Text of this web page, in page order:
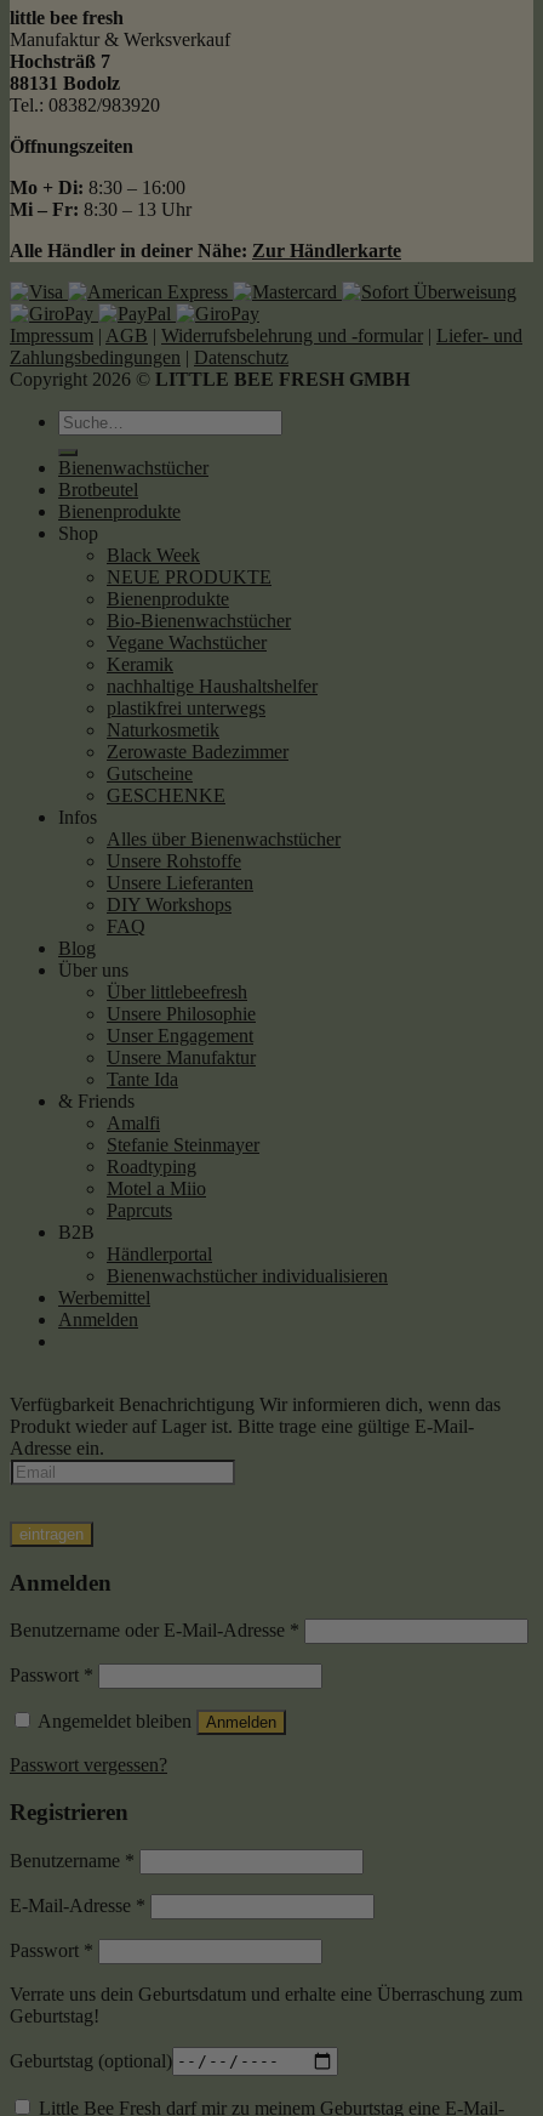
little bee fresh
Manufaktur & Werksverkauf
Hochsträß 7
88131 Bodolz
Tel.: 08382/983920
Öffnungszeiten
Mo + Di: 8:30 – 16:00
Mi – Fr: 8:30 – 13 Uhr
Alle Händler in deiner Nähe: Zur Händlerkarte
Impressum | AGB | Widerrufsbelehrung und -formular | Liefer- und
Zahlungsbedingungen | Datenschutz
Copyright 2026 © LITTLE BEE FRESH GMBH
Suche
nach:
Bienenwachstücher
Brotbeutel
Bienenprodukte
Shop
Black Week
NEUE PRODUKTE
Bienenprodukte
Bio-Bienenwachstücher
Vegane Wachstücher
Keramik
nachhaltige Haushaltshelfer
plastikfrei unterwegs
Naturkosmetik
Zerowaste Badezimmer
Gutscheine
GESCHENKE
Infos
Alles über Bienenwachstücher
Unsere Rohstoffe
Unsere Lieferanten
DIY Workshops
FAQ
Blog
Über uns
Über littlebeefresh
Unsere Philosophie
Unser Engagement
Unsere Manufaktur
Tante Ida
& Friends
Amalfi
Stefanie Steinmayer
Roadtyping
Motel a Miio
Paprcuts
B2B
Händlerportal
Bienenwachstücher individualisieren
Werbemittel
Anmelden
Verfügbarkeit Benachrichtigung Wir informieren dich, wenn das
Produkt wieder auf Lager ist. Bitte trage eine gültige E-Mail-
Adresse ein.
eintragen
Anmelden
Benutzername oder E-Mail-Adresse *
Passwort *
Angemeldet bleiben Anmelden
Passwort vergessen?
Registrieren
Benutzername *
E-Mail-Adresse *
Passwort *
Verrate uns dein Geburtsdatum und erhalte eine Überraschung zum
Geburtstag!
Geburtstag (optional)
Little Bee Fresh darf mir zu meinem Geburtstag eine E-Mail-